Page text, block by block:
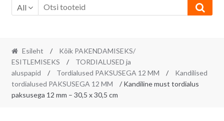
All
Esileht /
Kõik PAKENDAMISEKS/
ESITLEMISEKS
/
TORDIALUSED ja
aluspapid
/ Tordialused PAKSUSEGA 12 MM /
Kandilised
tordialused PAKSUSEGA 12 MM
/ Kandiline must tordialus
paksusega 12 mm – 30,5 x 30,5 cm